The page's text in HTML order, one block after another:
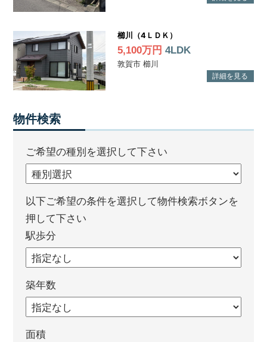
櫛川（4ＬＤＫ）
5,100万円 4LDK
敦賀市 櫛川
物件検索
ご希望の種別を選択して下さい
以下ご希望の条件を選択して物件検索ボタンを
押して下さい
駅歩分
築年数
面積